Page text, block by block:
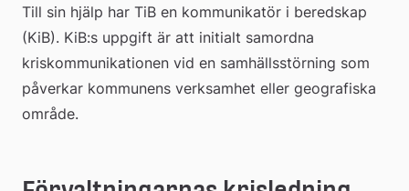
Till sin hjälp har TiB en kommunikatör i beredskap
(KiB). KiB:s uppgift är att initialt samordna
kriskommunikationen vid en samhällsstörning som
påverkar kommunens verksamhet eller geografiska
område.